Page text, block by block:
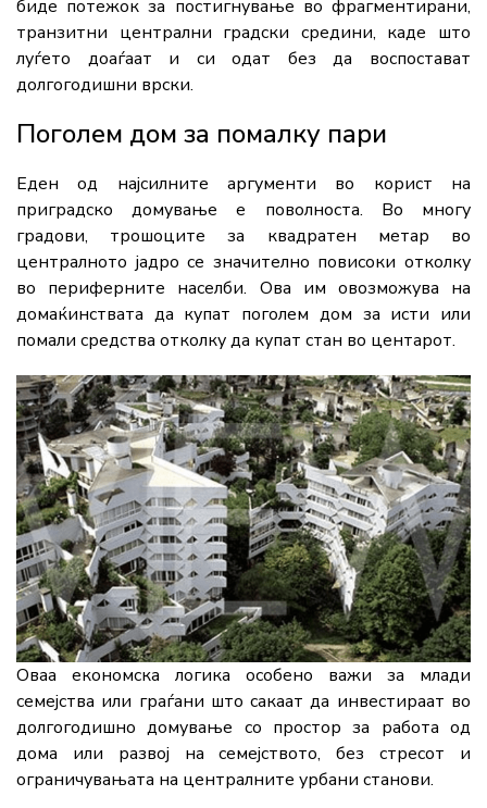
биде потежок за постигнување во фрагментирани,
транзитни централни градски средини, каде што
луѓето доаѓаат и си одат без да воспостават
долгогодишни врски.
Поголем дом за помалку пари
Еден од најсилните аргументи во корист на
приградско домување е поволноста. Во многу
градови, трошоците за квадратен метар во
централното јадро се значително повисоки отколку
во периферните населби. Ова им овозможува на
домаќинствата да купат поголем дом за исти или
помали средства отколку да купат стан во центарот.
Оваа економска логика особено важи за млади
семејства или граѓани што сакаат да инвестираат во
долгогодишно домување со простор за работа од
дома или развој на семејството, без стресот и
ограничувањата на централните урбани станови.